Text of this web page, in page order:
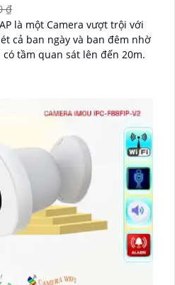
₫
là một Camera vượt trội với
cả ban ngày và ban đêm nhờ
tầm quan sát lên đến 20m.